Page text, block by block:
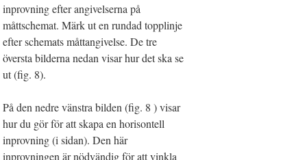
inprovning efter angivelserna på
måttschemat. Märk ut en rundad topplinje
efter schemats måttangivelse. De tre
översta bilderna nedan visar hur det ska se
ut (fig. 8).
På den nedre vänstra bilden (fig. 8 ) visar
hur du gör för att skapa en horisontell
inprovning (i sidan). Den här
inprovningen är nödvändig för att vinkla